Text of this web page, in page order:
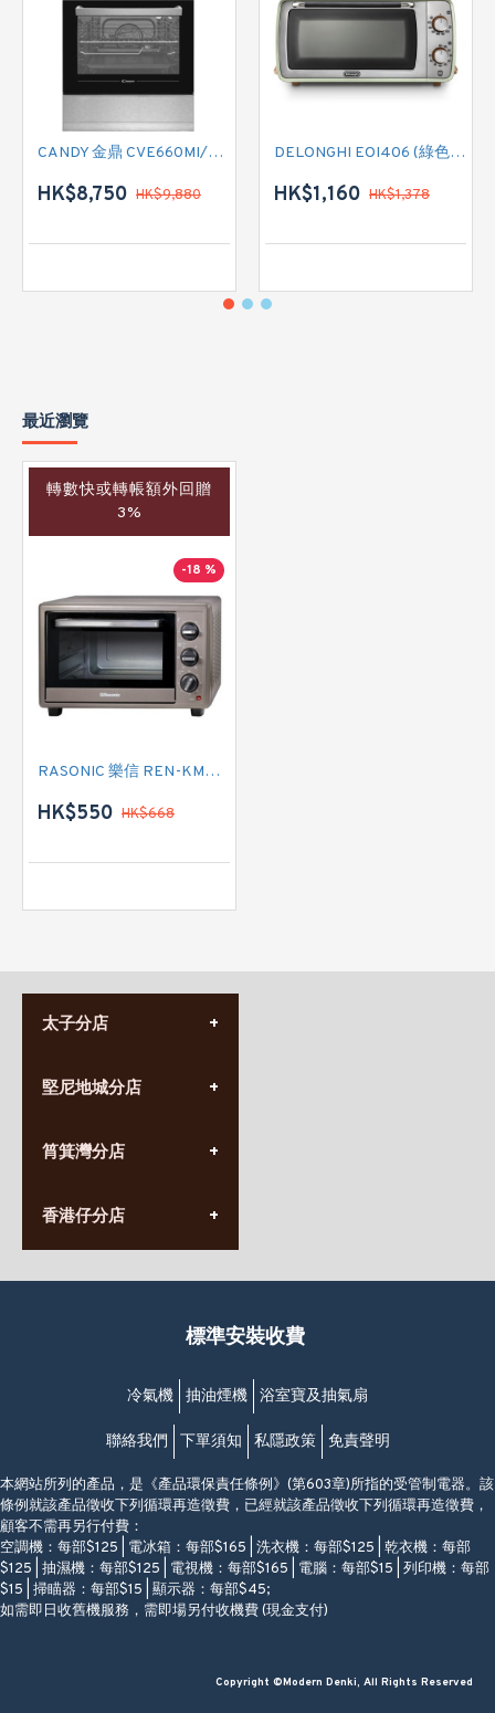
CANDY 金鼎 CVE660MI/E 全座式電陶爐連焗爐
HK$8,750 HK$9,880
DELONGHI EOI406 (綠色) 焗爐
HK$1,160 HK$1,378
最近瀏覽
轉數快或轉帳額外回贈
3%
-18 %
RASONIC 樂信 REN-KMB25 焗爐
HK$550 HK$668
太子分店
營業時間:
九龍太子太子道西141號
堅尼地城分店
營業時間:
香港堅尼地城卑路乍街
(堅尼地城地鐵站B出口)
筲箕灣分店
營業時間:
(10:00am-20:30pm)
香港仔分店
營業時間:
香港香港仔成都道20-28號
(黃竹坑地鐵站轉4M專線小巴)
標準安裝收費
冷氣機 抽油煙機 浴室寶及抽氣扇
聯絡我們 下單須知 私隱政策 免責聲明
本網站所列的產品，是《產品環保責任條例》(第603章)所指的受管制電器。該
條例就該產品徵收下列循環再造徵費，已經就該產品徵收下列循環再造徵費，
顧客不需再另行付費：
空調機：每部$125 | 電冰箱：每部$165 | 洗衣機：每部$125 | 乾衣機：每部
$125 | 抽濕機：每部$125 | 電視機：每部$165 | 電腦：每部$15 | 列印機：每部
$15 | 掃瞄器：每部$15 | 顯示器：每部$45;
如需即日收舊機服務，需即場另付收機費 (現金支付)
Copyright ©Modern Denki, All Rights Reserved